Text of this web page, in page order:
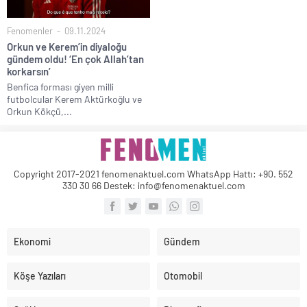
Fenomenler 09.11.2024
Orkun ve Kerem’in diyaloğu
gündem oldu! ‘En çok Allah’tan
korkarsın’
Benfica forması giyen milli
futbolcular Kerem Aktürkoğlu ve
Orkun Kökçü,...
Copyright 2017-2021 fenomenaktuel.com WhatsApp Hattı: +90. 552
330 30 66 Destek: info@fenomenaktuel.com
Ekonomi Gündem
Köşe Yazıları Otomobil